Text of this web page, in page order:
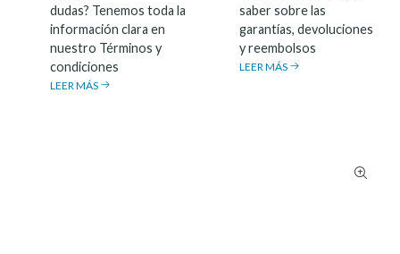
dudas? Tenemos toda la
información clara en
nuestro Términos y
condiciones
LEER MÁS
saber sobre las
garantías, devoluciones
y reembolsos
LEER MÁS